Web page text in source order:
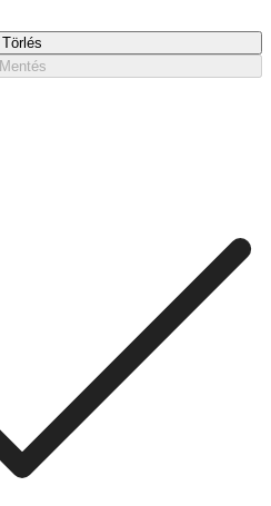
Törlés
Mentés